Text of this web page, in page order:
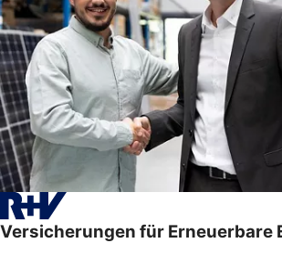
Versicherungen für Erneuerbare